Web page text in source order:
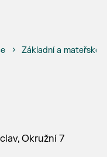
Základní a mateřské
Okružní 7